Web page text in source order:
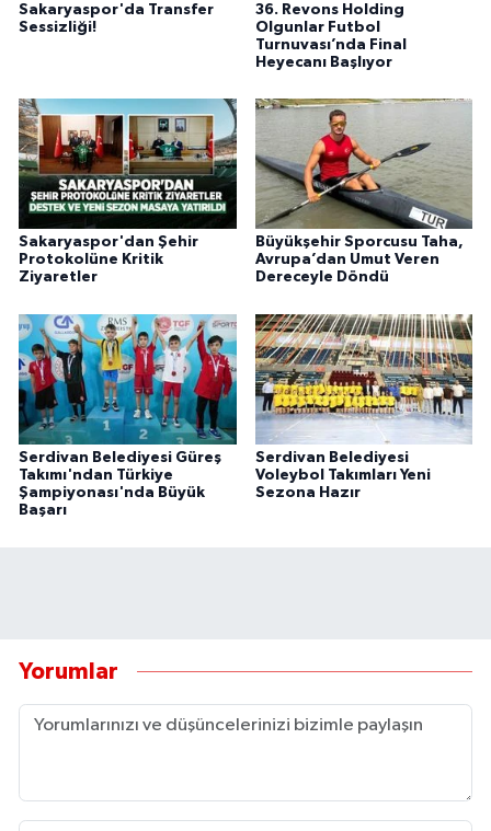
Sakaryaspor'da Transfer
Sessizliği!
36. Revons Holding
Olgunlar Futbol
Turnuvası’nda Final
Heyecanı Başlıyor
Sakaryaspor'dan Şehir
Protokolüne Kritik
Ziyaretler
Büyükşehir Sporcusu Taha,
Avrupa’dan Umut Veren
Dereceyle Döndü
Serdivan Belediyesi Güreş
Takımı'ndan Türkiye
Şampiyonası'nda Büyük
Başarı
Serdivan Belediyesi
Voleybol Takımları Yeni
Sezona Hazır
Yorumlar